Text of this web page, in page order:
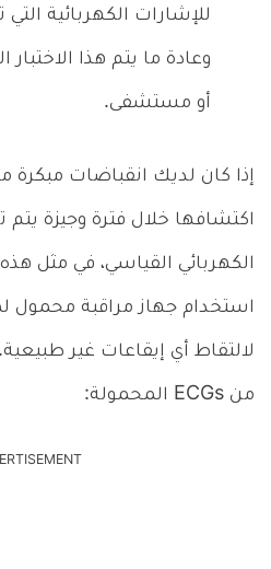
للإشارات الكهربائية التي
وعادة ما يتم هذا
أو مستشفى.
إذا كان لديك انقباضات مبكرة
اكتشافها خلال فترة وجيزة
الكهربائي القياسي، في مثل
لالتقاط أي إيقاعات غير
من ECGs المحمولة: